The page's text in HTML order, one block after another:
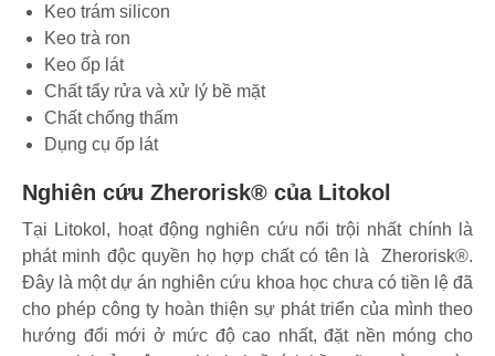
Keo trám silicon
Keo trà ron
Keo ốp lát
Chất tẩy rửa và xử lý bề mặt
Chất chống thấm
Dụng cụ ốp lát
Nghiên cứu Zherorisk® của Litokol
Tại Litokol, hoạt động nghiên cứu nổi trội nhất chính là
phát minh độc quyền họ hợp chất có tên là Zherorisk®.
Đây là một dự án nghiên cứu khoa học chưa có tiền lệ đã
cho phép công ty hoàn thiện sự phát triển của mình theo
hướng đổi mới ở mức độ cao nhất, đặt nền móng cho